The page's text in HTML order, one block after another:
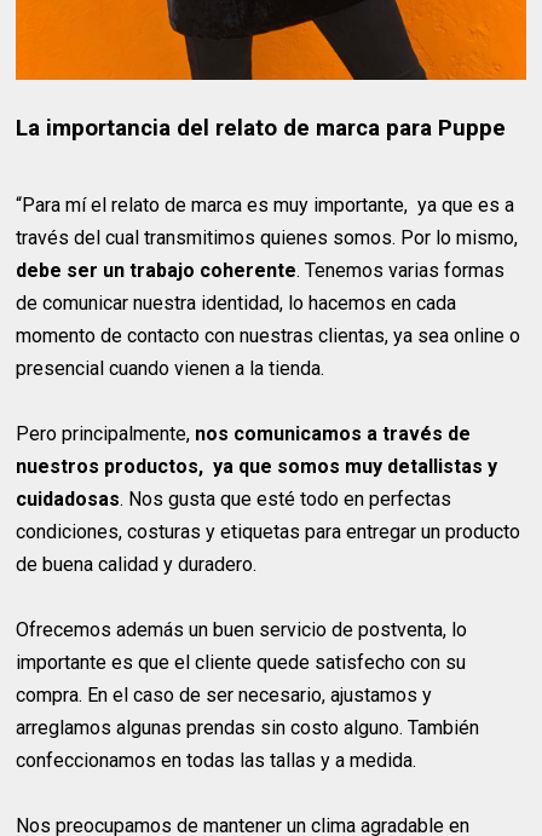
La importancia del relato de marca para Puppe
“Para mí el relato de marca es muy importante, ya que es a
través del cual transmitimos quienes somos. Por lo mismo,
debe ser un trabajo coherente. Tenemos varias formas
de comunicar nuestra identidad, lo hacemos en cada
momento de contacto con nuestras clientas, ya sea online o
presencial cuando vienen a la tienda.
Pero principalmente, nos comunicamos a través de
nuestros productos, ya que somos muy detallistas y
cuidadosas. Nos gusta que esté todo en perfectas
condiciones, costuras y etiquetas para entregar un producto
de buena calidad y duradero.
Ofrecemos además un buen servicio de postventa, lo
importante es que el cliente quede satisfecho con su
compra. En el caso de ser necesario, ajustamos y
arreglamos algunas prendas sin costo alguno. También
confeccionamos en todas las tallas y a medida.
Nos preocupamos de mantener un clima agradable en